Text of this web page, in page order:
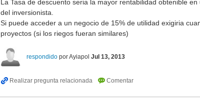
La Tasa de descuento seria la mayor rentabilidad obtenible
del inversionista.
Si puede acceder a un negocio de 15% de utilidad exigiria
proyectos (si los riegos fueran similares)
respondido porAyiapol Jul 13, 2013